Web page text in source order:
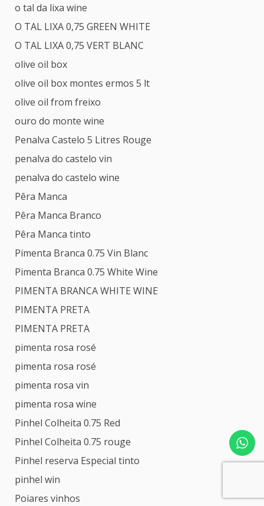
o tal da lixa wine
O TAL LIXA 0,75 GREEN WHITE
O TAL LIXA 0,75 VERT BLANC
olive oil box
olive oil box montes ermos 5 lt
olive oil from freixo
ouro do monte wine
Penalva Castelo 5 Litres Rouge
penalva do castelo vin
penalva do castelo wine
Pêra Manca
Pêra Manca Branco
Pêra Manca tinto
Pimenta Branca 0.75 Vin Blanc
Pimenta Branca 0.75 White Wine
PIMENTA BRANCA WHITE WINE
PIMENTA PRETA
PIMENTA PRETA
pimenta rosa rosé
pimenta rosa rosé
pimenta rosa vin
pimenta rosa wine
Pinhel Colheita 0.75 Red
Pinhel Colheita 0.75 rouge
Pinhel reserva Especial tinto
pinhel win
Poiares vinhos